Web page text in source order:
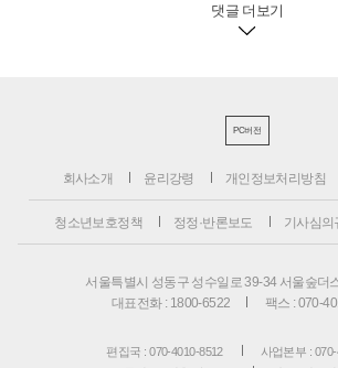
댓글 더보기
PC버전
회사소개 윤리강령 개인정보처리방침
청소년보호정책 정정·반론보도 기사심의
서울특별시 성동구 성수일로 39-34 서울숲더
대표전화 : 1800-6522
팩스 : 070-
편집국 : 070-4010-8512
사업본부 :